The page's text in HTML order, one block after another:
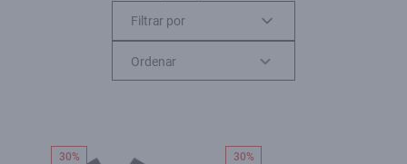
Filtrar por
30%
30%